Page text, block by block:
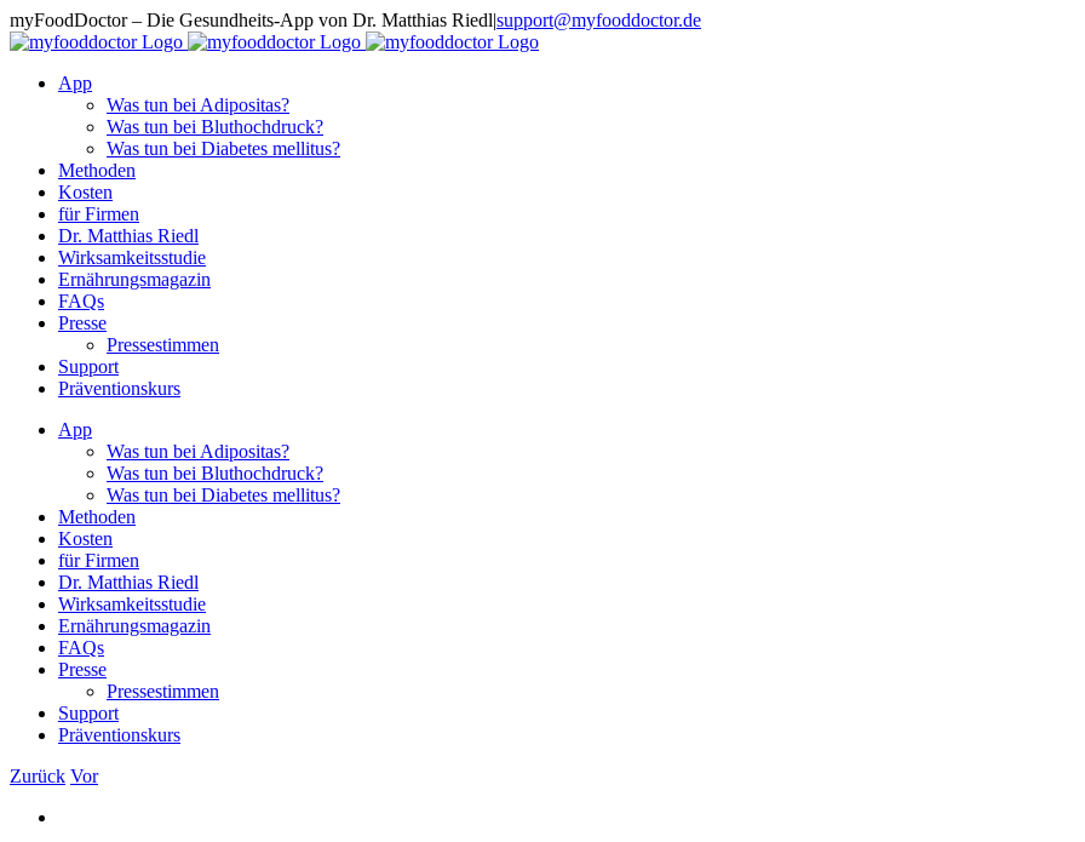
Zum
Inhalt
myFoodDoctor – Die Gesundheits-App von Dr. Matthias Riedl|support@myfooddoctor.de
E-
Facebook
Instagram
LinkedIn
App
Was tun bei Adipositas?
Was tun bei Bluthochdruck?
Was tun bei Diabetes mellitus?
Methoden
Kosten
für Firmen
Dr. Matthias Riedl
Wirksamkeitsstudie
Ernährungsmagazin
FAQs
Presse
Pressestimmen
Support
Präventionskurs
App
Was tun bei Adipositas?
Was tun bei Bluthochdruck?
Was tun bei Diabetes mellitus?
Methoden
Kosten
für Firmen
Dr. Matthias Riedl
Wirksamkeitsstudie
Ernährungsmagazin
FAQs
Presse
Pressestimmen
Support
Präventionskurs
Zurück Vor